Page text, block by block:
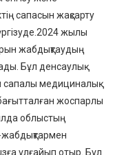
сапасын жақсарту
2024 жылы
жабдықтаудың
Бұл денсаулық
сапалы медициналық
жоспарлы
облыстың
жабдықтармен
ұлғайып отыр. Бұл